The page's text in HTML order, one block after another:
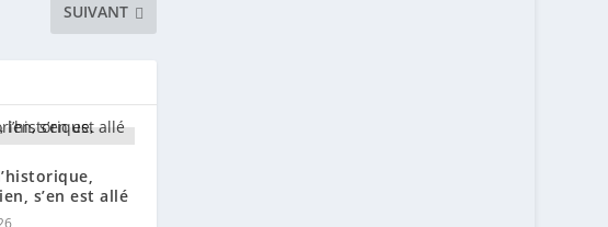
SUIVANT
s’en est allé